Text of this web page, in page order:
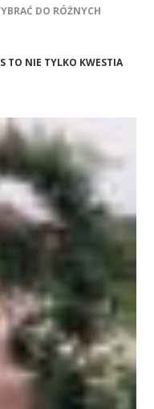
DO RÓŻNYCH
TO NIE TYLKO KWESTIA